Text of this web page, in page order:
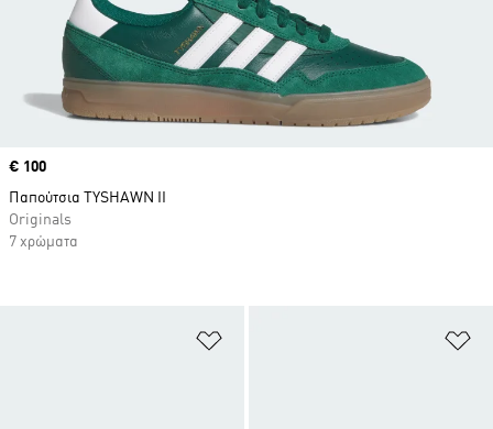
Προσθήκη στη Λίστα Επιθυμιών
Price
€ 100
Παπούτσια TYSHAWN II
Originals
7 χρώματα